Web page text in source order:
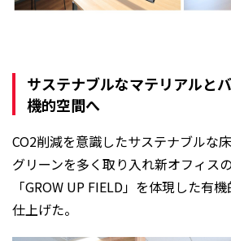
サステナブルなマテリアルと
機的空間へ
CO2削減を意識したサステナブルな
グリーンを多く取り入れ新オフィス
「GROW UP FIELD」を体現した有
仕上げた。